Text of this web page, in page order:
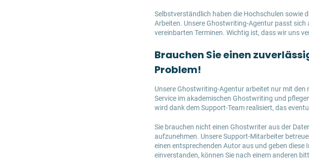
Selbstverständlich haben die Hochschulen sowie
Arbeiten. Unsere Ghostwriting-Agentur passt
vereinbarten Terminen. Wichtig ist, dass wir uns
Brauchen Sie einen
Problem!
Unsere Ghostwriting-Agentur arbeitet nur mit
Service im akademischen Ghostwriting und
wird dank dem Support-Team realisiert, das
Sie brauchen nicht einen Ghostwriter aus der
aufzunehmen. Unsere Support-Mitarbeiter
einen entsprechenden Autor aus und geben
einverstanden, können Sie nach einem anderen